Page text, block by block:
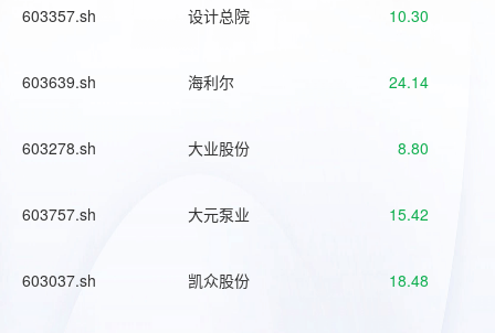
603357.sh 设计总院 10.30
603639.sh 海利尔 24.14
603278.sh 大业股份 8.80
603757.sh 大元泵业 15.42
603037.sh 凯众股份 18.48